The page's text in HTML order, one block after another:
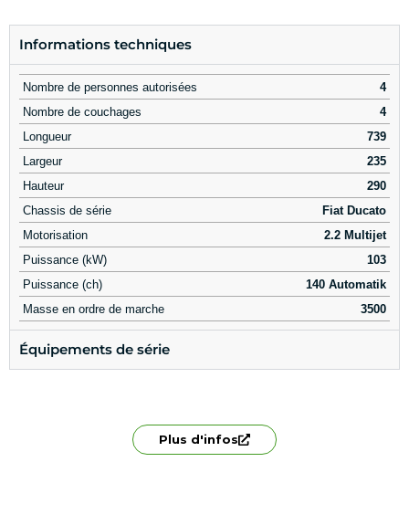
Informations techniques
Nombre de personnes autorisées
4
Nombre de couchages
4
Longueur
739
Largeur
235
Hauteur
290
Chassis de série
Fiat Ducato
Motorisation
2.2 Multijet
Puissance (kW)
103
Puissance (ch)
140 Automatik
Masse en ordre de marche
3500
Équipements de série
Plus d'infos